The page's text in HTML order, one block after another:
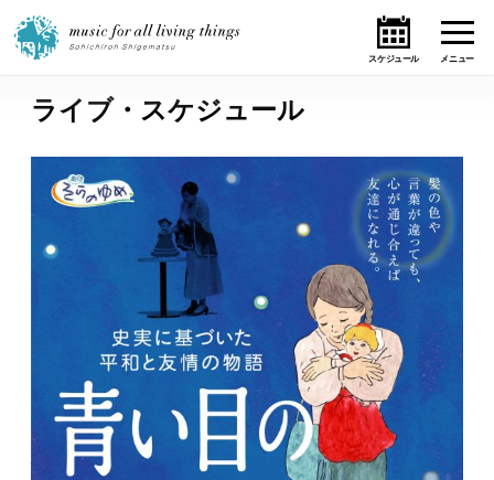
ホーム
ニュース
ライブ・スケジュール
作品
オンライン・ショップ
ギャラリー
ライブ・スケジュール